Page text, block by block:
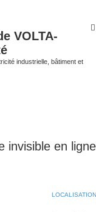
VOLTA-
industrielle, bâtiment et
invisible en ligne